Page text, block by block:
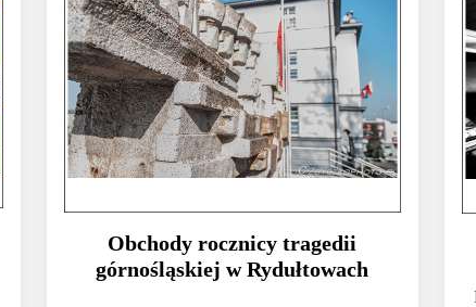
Obchody rocznicy tragedii
górnośląskiej w Rydułtowach